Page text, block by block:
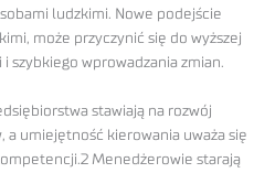
ludzkimi. Nowe podejście
może przyczynić się do wyższej
szybkiego wprowadzania zmian.
stawiają na rozwój
a umiejętność kierowania uważa się
Menedżerowie starają